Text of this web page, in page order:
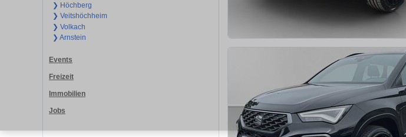
❯ Höchberg
❯ Veitshöchheim
❯ Volkach
❯ Arnstein
Events
Freizeit
Immobilien
Jobs